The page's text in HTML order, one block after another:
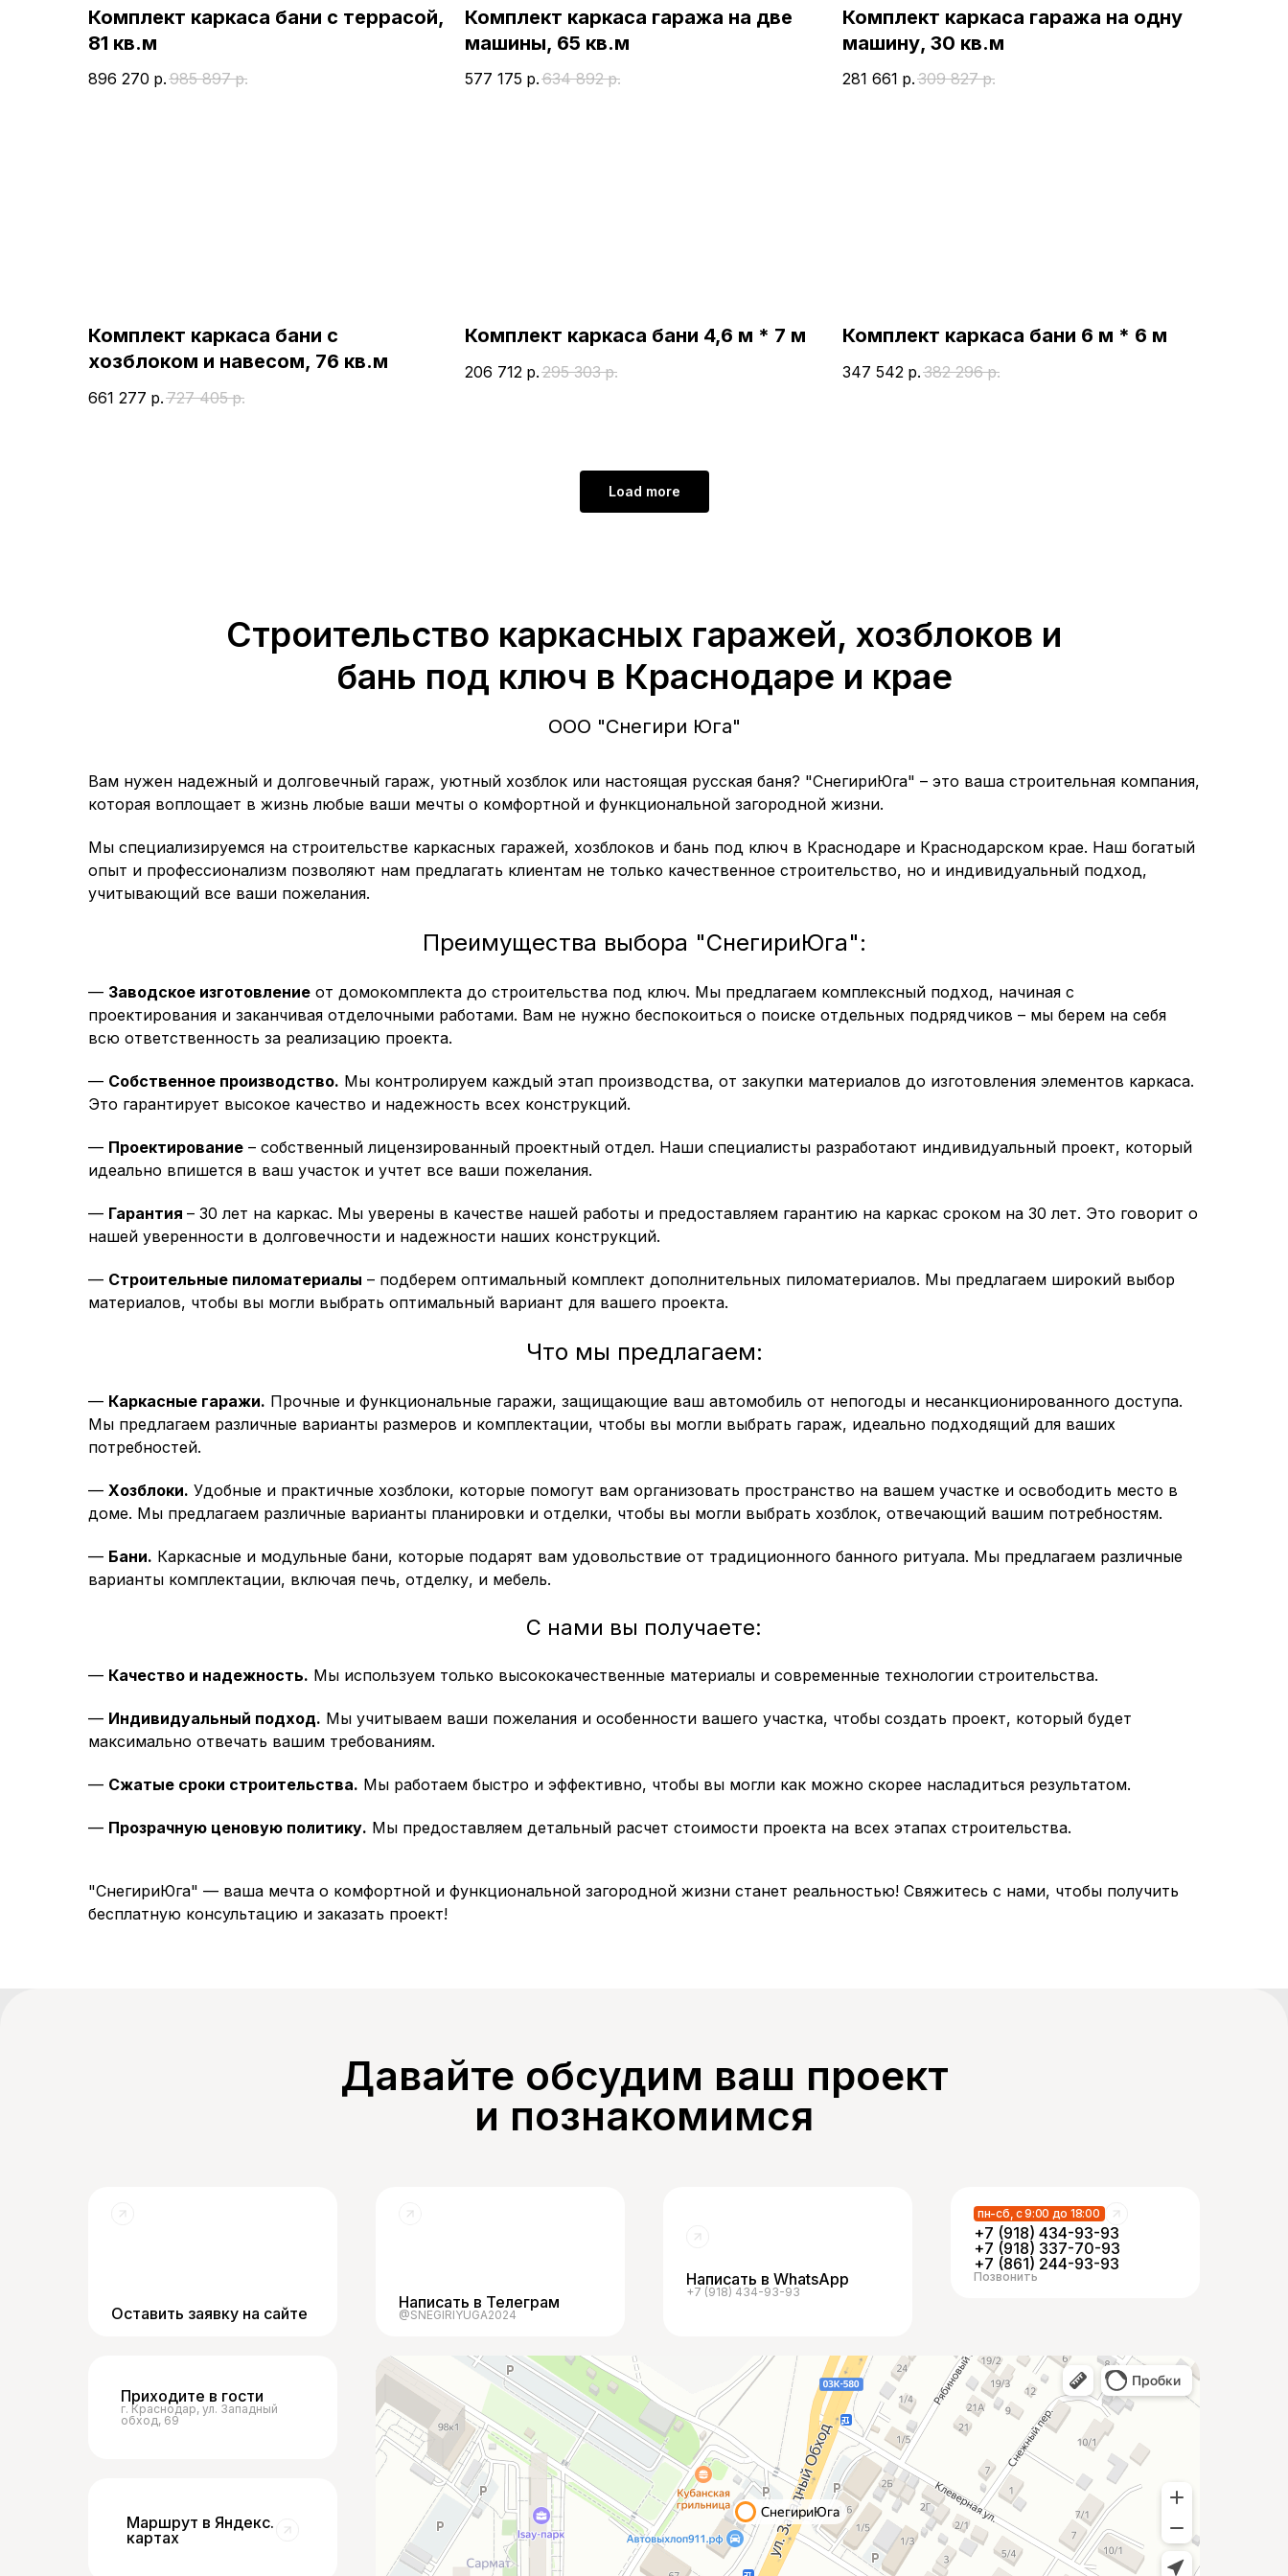
Комплект каркаса бани с террасой,
81 кв.м
896 270 р. 985 897 р.
Комплект каркаса гаража на две
машины, 65 кв.м
577 175 р. 634 892 р.
Комплект каркаса гаража на одну
машину, 30 кв.м
281 661 р.309 827 р.
Комплект каркаса бани с
хозблоком и навесом, 76 кв.м
661 277 р. 727 405 р.
Комплект каркаса бани 4,6 м * 7 м
206 712 р. 295 303 р.
Комплект каркаса бани 6 м * 6 м
347 542 р.382 296 р.
Load more
Строительство каркасных гаражей, хозблоков и
бань под ключ в Краснодаре и крае
ООО "Снегири Юга"
Вам нужен надежный и долговечный гараж, уютный хозблок или настоящая русская баня? "СнегириЮга" – это ваша строительная компания,
которая воплощает в жизнь любые ваши мечты о комфортной и функциональной загородной жизни.
Мы специализируемся на строительстве каркасных гаражей, хозблоков и бань под ключ в Краснодаре и Краснодарском крае. Наш богатый
опыт и профессионализм позволяют нам предлагать клиентам не только качественное строительство, но и индивидуальный подход,
учитывающий все ваши пожелания.
Преимущества выбора "СнегириЮга":
— Заводское изготовление от домокомплекта до строительства под ключ. Мы предлагаем комплексный подход, начиная с
проектирования и заканчивая отделочными работами. Вам не нужно беспокоиться о поиске отдельных подрядчиков – мы берем на себя
всю ответственность за реализацию проекта.
— Собственное производство. Мы контролируем каждый этап производства, от закупки материалов до изготовления элементов каркаса.
Это гарантирует высокое качество и надежность всех конструкций.
— Проектирование – собственный лицензированный проектный отдел. Наши специалисты разработают индивидуальный проект, который
идеально впишется в ваш участок и учтет все ваши пожелания.
— Гарантия – 30 лет на каркас. Мы уверены в качестве нашей работы и предоставляем гарантию на каркас сроком на 30 лет. Это говорит о
нашей уверенности в долговечности и надежности наших конструкций.
— Строительные пиломатериалы – подберем оптимальный комплект дополнительных пиломатериалов. Мы предлагаем широкий выбор
материалов, чтобы вы могли выбрать оптимальный вариант для вашего проекта.
Что мы предлагаем:
— Каркасные гаражи. Прочные и функциональные гаражи, защищающие ваш автомобиль от непогоды и несанкционированного доступа.
Мы предлагаем различные варианты размеров и комплектации, чтобы вы могли выбрать гараж, идеально подходящий для ваших
потребностей.
— Хозблоки. Удобные и практичные хозблоки, которые помогут вам организовать пространство на вашем участке и освободить место в
доме. Мы предлагаем различные варианты планировки и отделки, чтобы вы могли выбрать хозблок, отвечающий вашим потребностям.
— Бани. Каркасные и модульные бани, которые подарят вам удовольствие от традиционного банного ритуала. Мы предлагаем различные
варианты комплектации, включая печь, отделку, и мебель.
С нами вы получаете:
— Качество и надежность. Мы используем только высококачественные материалы и современные технологии строительства.
— Индивидуальный подход. Мы учитываем ваши пожелания и особенности вашего участка, чтобы создать проект, который будет
максимально отвечать вашим требованиям.
— Сжатые сроки строительства. Мы работаем быстро и эффективно, чтобы вы могли как можно скорее насладиться результатом.
— Прозрачную ценовую политику. Мы предоставляем детальный расчет стоимости проекта на всех этапах строительства.
"СнегириЮга" — ваша мечта о комфортной и функциональной загородной жизни станет реальностью! Свяжитесь с нами, чтобы получить
бесплатную консультацию и заказать проект!
Давайте обсудим ваш проект
и познакомимся
пн-сб, с 9:00 до 18:00
+7 (918) 434-93-93
+7 (918) 337-70-93
+7 (861) 244-93-93
Позвонить
@SNEGIRIYUGA2024
Написать в Телеграм
Написать в WhatsApp
+7 (918) 434-93-93
г. Краснодар, ул. Западный
обход, 69
Приходите в гости
Маршрут в Яндекс.
картах
Оставить заявку на сайте